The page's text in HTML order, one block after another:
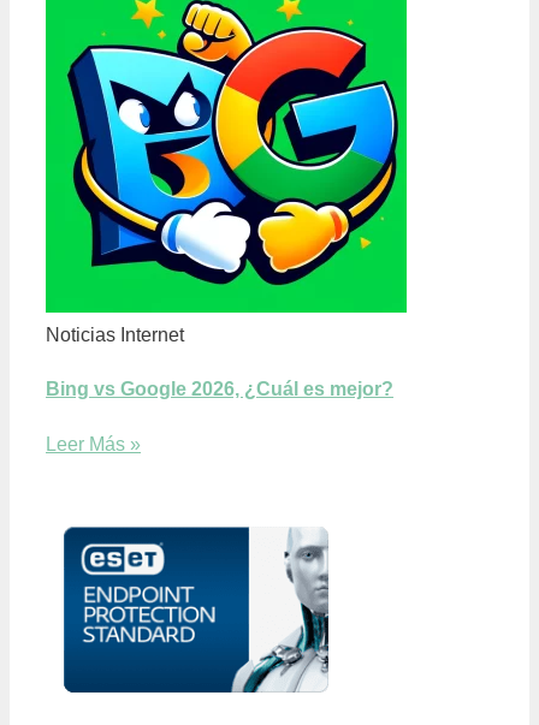
Noticias Internet
Bing vs Google 2026, ¿Cuál es mejor?
Leer Más »